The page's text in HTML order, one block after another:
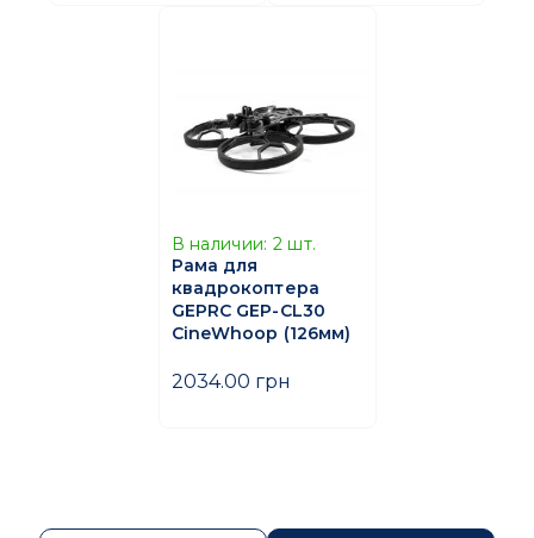
В наличии: 2 шт.
Рама для
квадрокоптера
GEPRC GEP-CL30
CineWhoop (126мм)
2034.00 грн